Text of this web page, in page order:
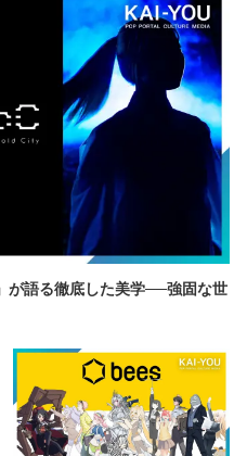
語る徹底した美学──強固な世